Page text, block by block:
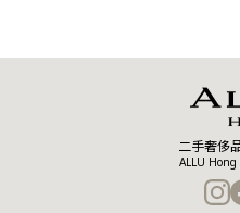
二手奢侈
ALLU